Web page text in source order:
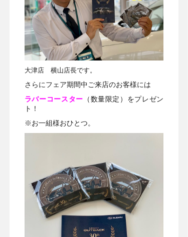
大津店 横山店長です。
さらにフェア期間中ご来店のお客様には
ラバーコースター （数量限定）をプレゼン
ト！
※お一組様おひとつ。